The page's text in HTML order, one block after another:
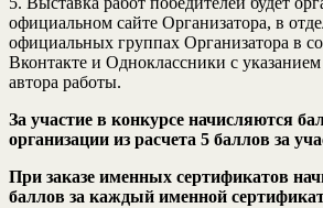
официальном сайте Организатора, в
официальных группах Организатора в
Вконтакте и Одноклассники с
автора работы.
За участие в конкурсе начисляются
организации из расчета 5 баллов за
При заказе именных сертификатов
баллов за каждый именной